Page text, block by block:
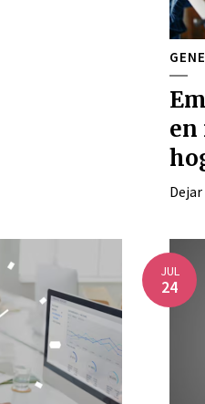
en
JUL
24